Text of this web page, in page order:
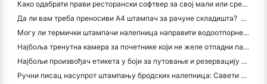
Како одабрати прави ресторански софтвер за свој мали или средњи ресторан
Да ли вам треба преносиви А4 штампач за рачуне складишта? Шта заправо ради
Могу ли термички штампачи налепница направити водоотпорне налепнице за мале пословне производе?
Најбоља тренутна камера за почетнике који не желе отпадни папир
Најбољи произвођач етикета у боји за путовање и резервацију текста: Додајте више боја свакој страници
Ручни писац насупрот штампању бродских налепница: Савети за мала предузећа у 2026. години